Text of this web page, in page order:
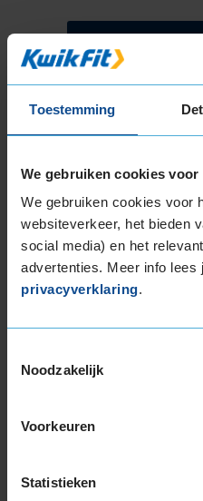
Toestemming
We gebruiken cookies
We gebruiken cookies voor
websiteverkeer, het bieden
social media) en het
advertenties. Meer info lees
privacyverklaring.
Noodzakelijk
Voorkeuren
Statistieken
Montage
Montage
Balanceren
Stikstof
1